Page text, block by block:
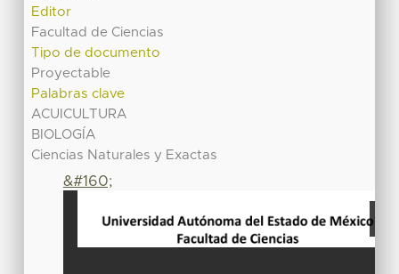
Editor
Facultad de Ciencias
Tipo de documento
Proyectable
Palabras clave
ACUICULTURA
BIOLOGÍA
Ciencias Naturales y Exactas
&#160;